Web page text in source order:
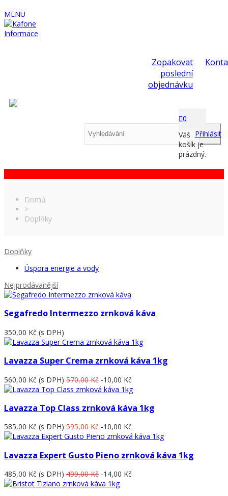
MENU
Informace
Zopakovat
poslední
objednávku
0
Váš
košík je
prázdný.
Přihlásit
Domů
>
Doplňky
Doplňky
Úspora energie a vody
Nejprodávanější
Segafredo Intermezzo zrnková káva
350,00 Kč (s DPH)
Lavazza Super Crema zrnková káva 1kg
560,00 Kč (s DPH) 570,00 Kč -10,00 Kč
Lavazza Top Class zrnková káva 1kg
585,00 Kč (s DPH) 595,00 Kč -10,00 Kč
Lavazza Expert Gusto Pieno zrnková káva 1kg
485,00 Kč (s DPH) 499,00 Kč -14,00 Kč